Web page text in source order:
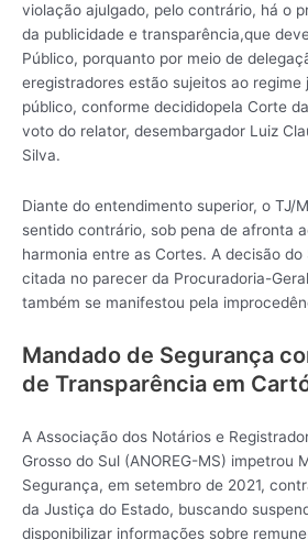
violação ajulgado, pelo contrário, há o
da publicidade e transparência,que
Público, porquanto por meio de
eregistradores estão sujeitos ao regime
público, conforme decididopela Corte
voto do relator, desembargador Luiz
Silva.
Diante do entendimento superior, o TJ/
sentido contrário, sob pena de afronta
harmonia entre as Cortes. A decisão do
citada no parecer da Procuradoria-
também se manifestou pela
Mandado de Segurança
de Transparência em
A Associação dos Notários e
Grosso do Sul (ANOREG-MS) impetrou
Segurança, em setembro de 2021,
da Justiça do Estado, buscando
disponibilizar informações sobre